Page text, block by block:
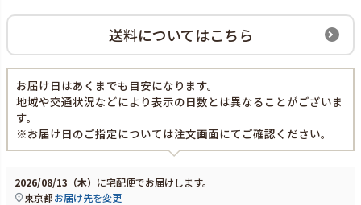
送料についてはこちら
お届け日はあくまでも目安になります。
地域や交通状況などにより表示の日数とは異なることがございま
す。
※お届け日のご指定については注文画面にてご確認ください。
2026/08/13（木） に宅配便でお届けします。
東京都お届け先を変更